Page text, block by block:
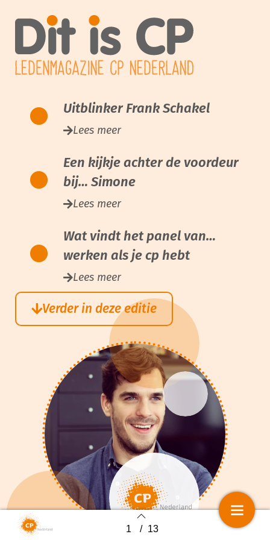
Back to index 1 / 13
Uitblinker Frank Schakel
Lees meer
Een kijkje achter de voordeur
bij… Simone
Lees meer
Wat vindt het panel van…
werken als je cp hebt
Lees meer
Verder in deze editie